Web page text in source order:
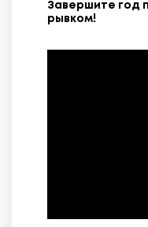
Завершите год
рывком!